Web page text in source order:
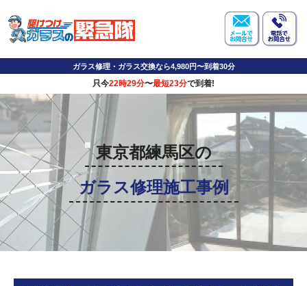
ガラス修理・ガラス交換なら4,980円〜到着30分
只今22時29分〜最短23分で到着!
東京都練馬区の
ガラス修理施工事例